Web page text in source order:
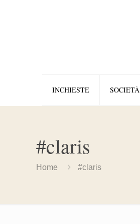
INCHIESTE SOCIETÀ
#claris
Home #claris